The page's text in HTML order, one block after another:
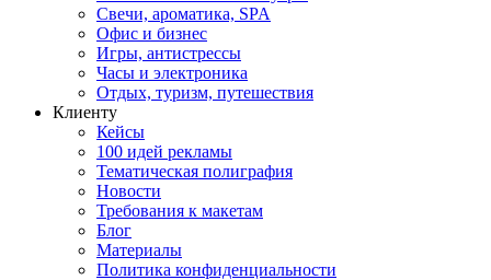
Свечи, ароматика, SPA
Офис и бизнес
Игры, антистрессы
Часы и электроника
Отдых, туризм, путешествия
Клиенту
Кейсы
100 идей рекламы
Тематическая полиграфия
Новости
Требования к макетам
Блог
Материалы
Политика конфиденциальности